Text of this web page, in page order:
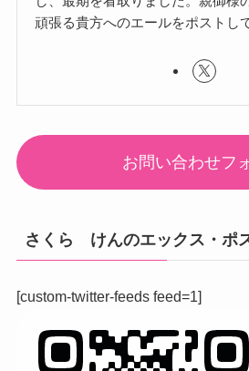
頑張る貴方へのエールをポストし
お問い合わせフ
さくら けんのエックス・ポ
[custom-twitter-feeds feed=1]